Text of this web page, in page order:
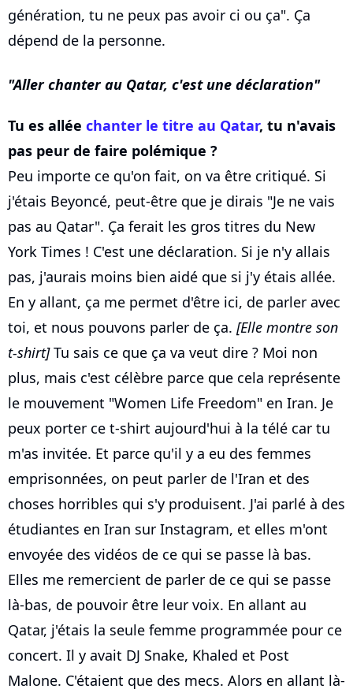
génération, tu ne peux pas avoir ci ou ça". Ça
dépend de la personne.
Aller chanter au Qatar, c'est une déclaration
Tu es allée chanter le titre au Qatar, tu n'avais
pas peur de faire polémique ?
Peu importe ce qu'on fait, on va être critiqué. Si
j'étais Beyoncé, peut-être que je dirais "Je ne vais
pas au Qatar". Ça ferait les gros titres du New
York Times ! C'est une déclaration. Si je n'y allais
pas, j'aurais moins bien aidé que si j'y étais allée.
En y allant, ça me permet d'être ici, de parler avec
toi, et nous pouvons parler de ça. [Elle montre son
t-shirt]Tu sais ce que ça va veut dire ? Moi non
plus, mais c'est célèbre parce que cela représente
le mouvement "Women Life Freedom" en Iran. Je
peux porter ce t-shirt aujourd'hui à la télé car tu
m'as invitée. Et parce qu'il y a eu des femmes
emprisonnées, on peut parler de l'Iran et des
choses horribles qui s'y produisent. J'ai parlé à des
étudiantes en Iran sur Instagram, et elles m'ont
envoyée des vidéos de ce qui se passe là bas.
Elles me remercient de parler de ce qui se passe
là-bas, de pouvoir être leur voix. En allant au
Qatar, j'étais la seule femme programmée pour ce
concert. Il y avait DJ Snake, Khaled et Post
Malone. C'étaient que des mecs. Alors en allant là-